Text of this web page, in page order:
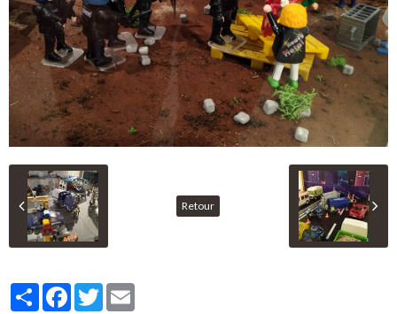
Retour
PartagerFacebook
Twitter